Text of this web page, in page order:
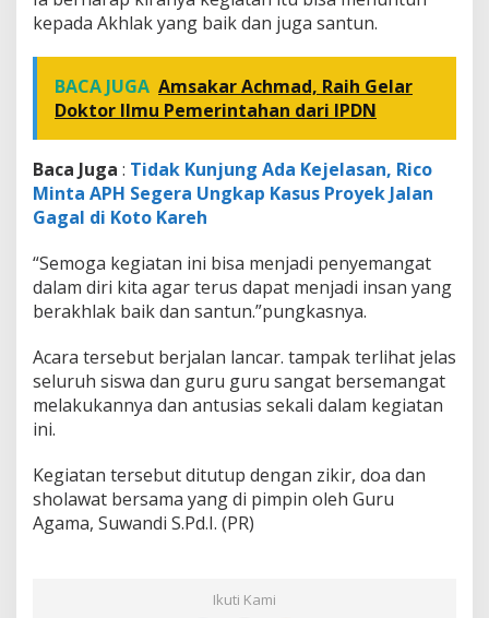
kepada Akhlak yang baik dan juga santun.
BACA JUGA Amsakar Achmad, Raih Gelar
Doktor Ilmu Pemerintahan dari IPDN
Baca Juga : Tidak Kunjung Ada Kejelasan, Rico
Minta APH Segera Ungkap Kasus Proyek Jalan
Gagal di Koto Kareh
“Semoga kegiatan ini bisa menjadi penyemangat
dalam diri kita agar terus dapat menjadi insan yang
berakhlak baik dan santun.”pungkasnya.
Acara tersebut berjalan lancar. tampak terlihat jelas
seluruh siswa dan guru guru sangat bersemangat
melakukannya dan antusias sekali dalam kegiatan
ini.
Kegiatan tersebut ditutup dengan zikir, doa dan
sholawat bersama yang di pimpin oleh Guru
Agama, Suwandi S.Pd.I. (PR)
Ikuti Kami